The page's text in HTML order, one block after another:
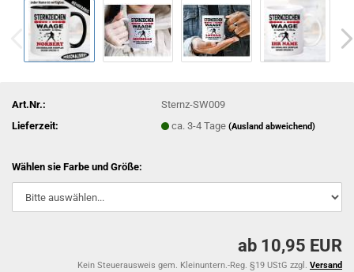
Art.Nr.:
Sternz-SW009
Lieferzeit:
ca. 3-4 Tage(Ausland abweichend)
Wählen sie Farbe und Größe:
ab 10,95 EUR
Kein Steuerausweis gem. Kleinuntern.-Reg. §19 UStG zzgl. Versand